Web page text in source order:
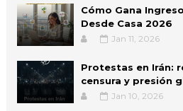
Cómo Gana
Desde Casa 2026
Jan 11, 2026
Protestas en Irán:
censura y presión
Jan 10, 2026